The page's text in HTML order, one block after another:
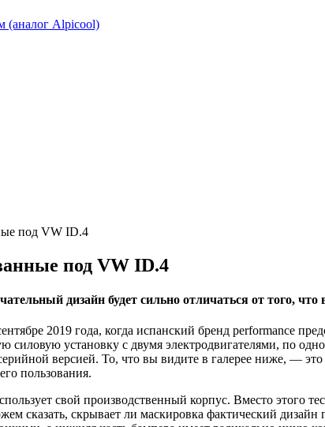
(аналог Alpicool)
под VW ID.4
под VW ID.4
дизайн будет сильно отличаться от того, что
2019 года, когда испанский бренд performance
силовую установку с двумя электродвигателями, по
версией. То, что вы видите в галерее ниже, —
пользования.
свой производственный корпус. Вместо этого
скрывает ли маскировка фактический дизайн